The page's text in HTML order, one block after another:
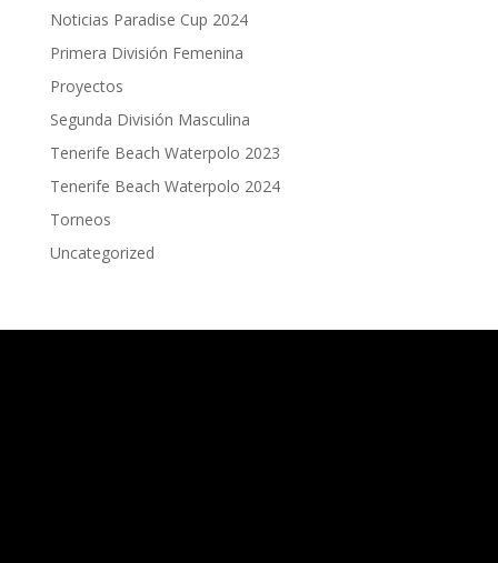
Noticias Paradise Cup 2024
Primera División Femenina
Proyectos
Segunda División Masculina
Tenerife Beach Waterpolo 2023
Tenerife Beach Waterpolo 2024
Torneos
Uncategorized